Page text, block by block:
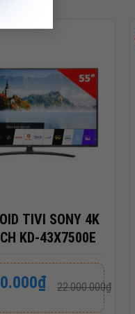
TIVI SONY 4K
KD-43X7500E
22.000.000₫
₫